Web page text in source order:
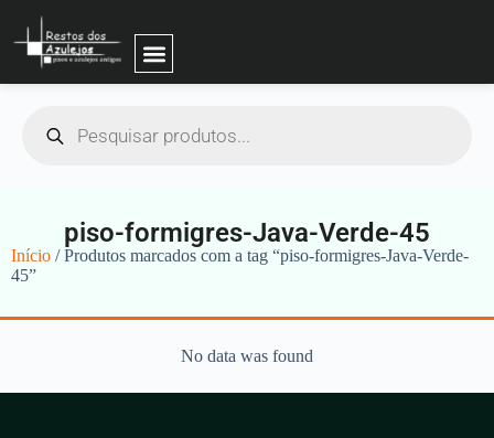
piso-formigres-Java-Verde-45
Início / Produtos marcados com a tag “piso-formigres-Java-Verde-
45”
No data was found